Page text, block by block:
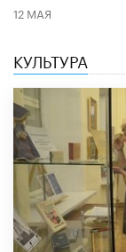
12 МАЯ
КУЛЬТУРА